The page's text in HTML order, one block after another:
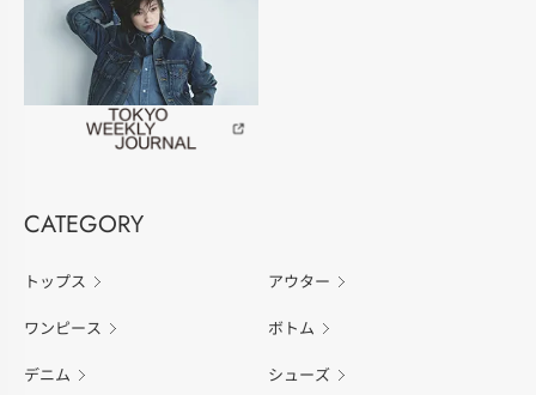
CATEGORY
トップス アウター
ワンピース ボトム
デニム シューズ